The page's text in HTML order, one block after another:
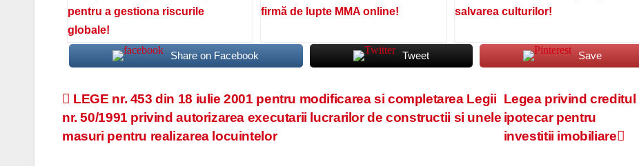
pentru a gestiona riscurile
globale!
firmă de lupte MMA online!
salvarea culturilor!
Share on Facebook Tweet Save
Navigare
în
Legea privind creditul
ipotecar pentru
investitii imobiliare
LEGE nr. 453 din 18 iulie 2001 pentru modificarea si completarea Legii
nr. 50/1991 privind autorizarea executarii lucrarilor de constructii si unele
masuri pentru realizarea locuintelor